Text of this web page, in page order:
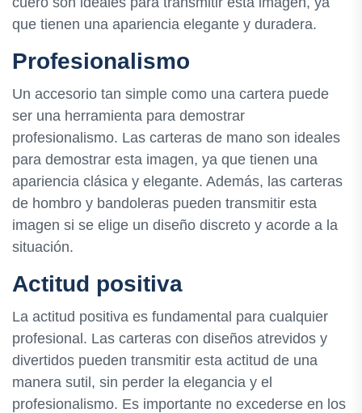
que tienen una apariencia elegante y duradera.
Profesionalismo
Un accesorio tan simple como una cartera puede
ser una herramienta para demostrar
profesionalismo. Las carteras de mano son ideales
para demostrar esta imagen, ya que tienen una
apariencia clásica y elegante. Además, las carteras
de hombro y bandoleras pueden transmitir esta
imagen si se elige un diseño discreto y acorde a la
situación.
Actitud positiva
La actitud positiva es fundamental para cualquier
profesional. Las carteras con diseños atrevidos y
divertidos pueden transmitir esta actitud de una
manera sutil, sin perder la elegancia y el
profesionalismo. Es importante no excederse en los